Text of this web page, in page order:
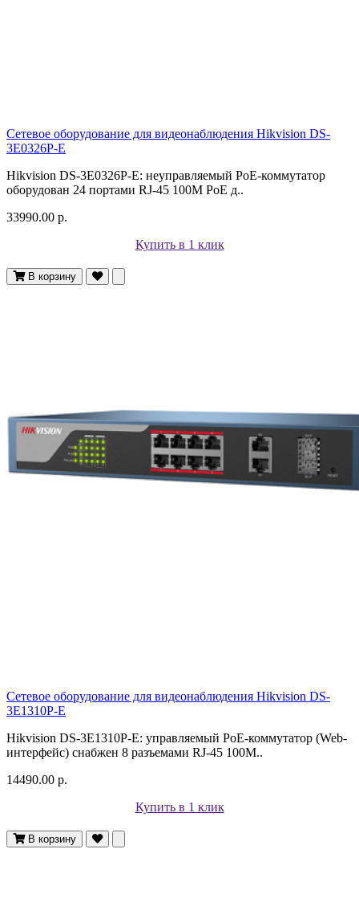
Сетевое оборудование для видеонаблюдения Hikvision DS-
3E0326P-E
Hikvision DS-3E0326P-E: неуправляемый PoE-коммутатор
оборудован 24 портами RJ-45 100M PoE д..
33990.00 р.
Купить в 1 клик
В корзину
Сетевое оборудование для видеонаблюдения Hikvision DS-
3E1310P-E
Hikvision DS-3E1310P-E: управляемый PoE-коммутатор (Web-
интерфейс) снабжен 8 разъемами RJ-45 100M..
14490.00 р.
Купить в 1 клик
В корзину